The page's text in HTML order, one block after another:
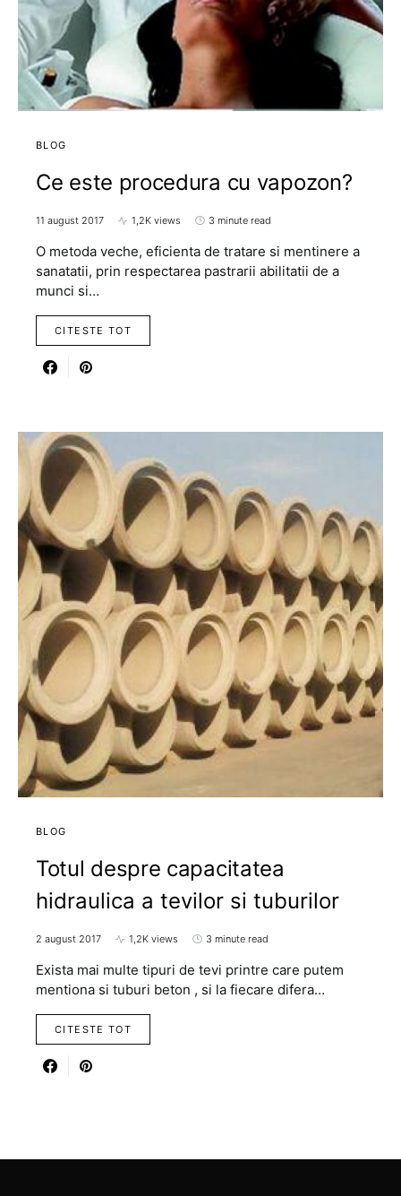
BLOG
Ce este procedura cu vapozon?
11 august 2017 1,2K views 3 minute read
O metoda veche, eficienta de tratare si mentinere a
sanatatii, prin respectarea pastrarii abilitatii de a
munci si…
CITESTE TOT
BLOG
Totul despre capacitatea
hidraulica a tevilor si tuburilor
2 august 2017 1,2K views 3 minute read
Exista mai multe tipuri de tevi printre care putem
mentiona si tuburi beton , si la fiecare difera…
CITESTE TOT